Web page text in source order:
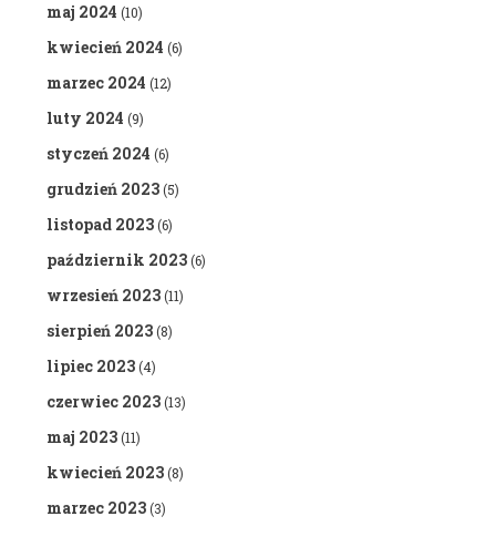
maj 2024 (10)
kwiecień 2024 (6)
marzec 2024 (12)
luty 2024 (9)
styczeń 2024 (6)
grudzień 2023(5)
listopad 2023(6)
październik 2023(6)
wrzesień 2023(11)
sierpień 2023(8)
lipiec 2023(4)
czerwiec 2023(13)
maj 2023(11)
kwiecień 2023(8)
marzec 2023(3)